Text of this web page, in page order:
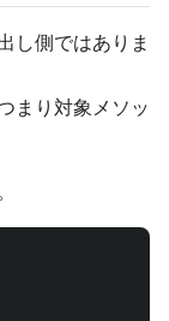
し側ではありま
まり対象メソッ